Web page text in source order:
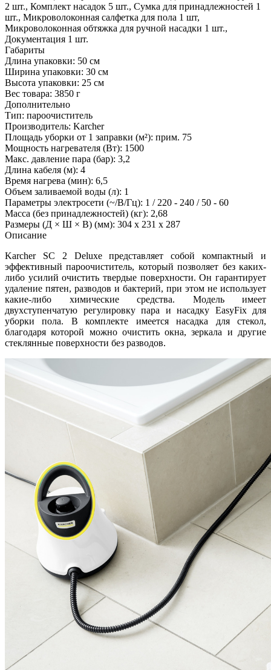
2 шт., Комплект насадок 5 шт., Сумка для принадлежностей 1
шт., Микроволоконная салфетка для пола 1 шт,
Микроволоконная обтяжка для ручной насадки 1 шт.,
Документация 1 шт.
Габариты
Длина упаковки: 50 см
Ширина упаковки: 30 см
Высота упаковки: 25 см
Вес товара: 3850 г
Дополнительно
Тип: пароочиститель
Производитель: Karcher
Площадь уборки от 1 заправки (м²): прим. 75
Мощность нагревателя (Вт): 1500
Макс. давление пара (бар): 3,2
Длина кабеля (м): 4
Время нагрева (мин): 6,5
Объем заливаемой воды (л): 1
Параметры электросети (~/В/Гц): 1 / 220 - 240 / 50 - 60
Масса (без принадлежностей) (кг): 2,68
Размеры (Д × Ш × В) (мм): 304 x 231 x 287
Описание
Karcher SC 2 Deluxe представляет собой компактный и
эффективный пароочиститель, который позволяет без каких-
либо усилий очистить твердые поверхности. Он гарантирует
удаление пятен, разводов и бактерий, при этом не использует
какие-либо химические средства. Модель имеет
двухступенчатую регулировку пара и насадку EasyFix для
уборки пола. В комплекте имеется насадка для стекол,
благодаря которой можно очистить окна, зеркала и другие
стеклянные поверхности без разводов.